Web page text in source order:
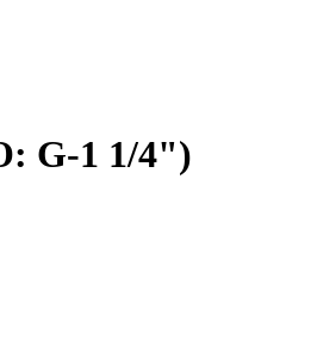
Пушкино, Королёв,
CRAFT, СПЗ-4, NECTECH,
G-1 1/4")